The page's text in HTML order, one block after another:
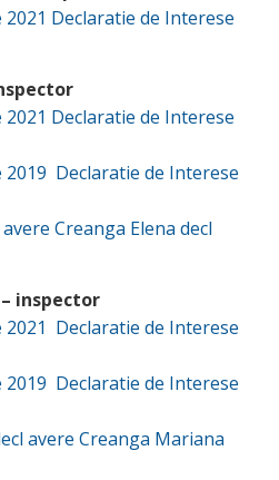
Declaratie de Interese
Declaratie de Interese
2019 Declaratie de Interese
Creanga Elena decl
inspector
Declaratie de Interese
2019 Declaratie de Interese
avere Creanga Mariana